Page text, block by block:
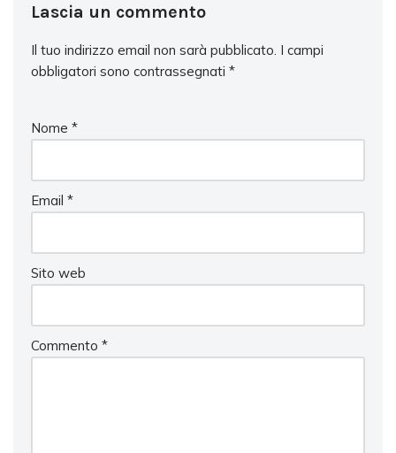
Lascia un commento
Il tuo indirizzo email non sarà pubblicato. I campi
obbligatori sono contrassegnati *
Nome *
Email *
Sito web
Commento *